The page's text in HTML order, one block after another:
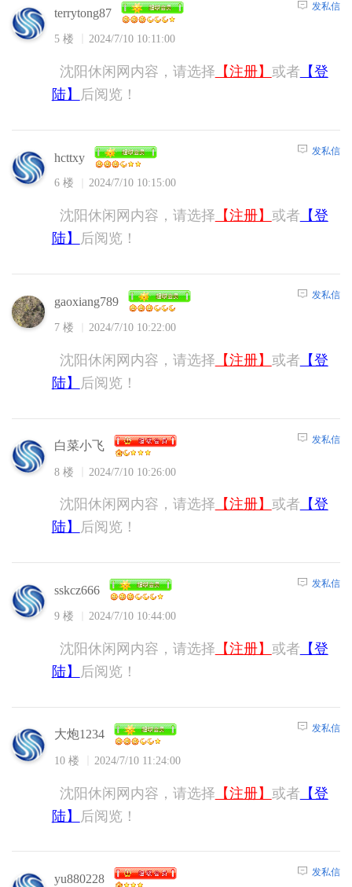
terrytong87
5 楼 2024/7/10 10:11:00
发私信
沈阳休闲网内容，请选择 【注册】 或者 【登
陆】
后阅览！
hcttxy
6 楼 2024/7/10 10:15:00
发私信
沈阳休闲网内容，请选择 【注册】 或者 【登
陆】
后阅览！
gaoxiang789
7 楼 2024/7/10 10:22:00
发私信
沈阳休闲网内容，请选择 【注册】 或者 【登
陆】
后阅览！
白菜小飞
8 楼 2024/7/10 10:26:00
发私信
沈阳休闲网内容，请选择 【注册】 或者 【登
陆】
后阅览！
sskcz666
9 楼 2024/7/10 10:44:00
发私信
沈阳休闲网内容，请选择 【注册】 或者 【登
陆】
后阅览！
大炮1234
10 楼 2024/7/10 11:24:00
发私信
沈阳休闲网内容，请选择 【注册】 或者 【登
陆】
后阅览！
yu880228 发私信